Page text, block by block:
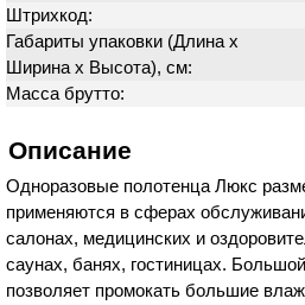
Штрихкод:
Габариты упаковки (Длина х
Ширина х Высота), см:
Масса брутто:
Описание
Одноразовые полотенца Люкс
применяются в сферах
салонах, медицинских и
саунах, банях, гостиницах.
позволяет промокать большие